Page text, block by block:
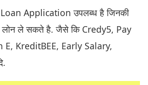
Application उपलब्ध है जिनकी
ले सकते है. जैसे कि Credy5, Pay
E, KreditBEE, Early Salary,